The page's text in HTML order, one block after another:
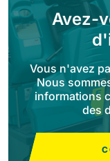
E75
Avez-
Vous n'avez
Nous
informations
des